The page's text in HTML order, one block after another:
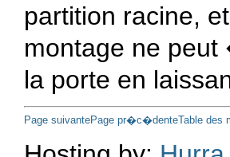
partition racine,
montage ne
la porte en
Page suivantePage pr�c�denteTable des